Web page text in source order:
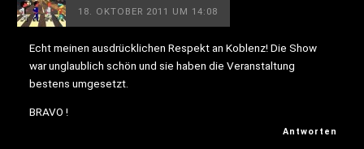
18. OKTOBER 2011 UM 14:08
Echt meinen ausdrücklichen Respekt an Koblenz! Die Show
war unglaublich schön und sie haben die Veranstaltung
bestens umgesetzt.
BRAVO !
Antworten